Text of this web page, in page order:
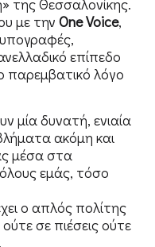
με την OneVoice,
υπογραφές,
επίπεδο
λόγο
μία δυνατή, ενιαία
ακόμη και
μέσα στα
όλους εμάς, τόσο
ο απλός πολίτης
σε πιέσεις ούτε